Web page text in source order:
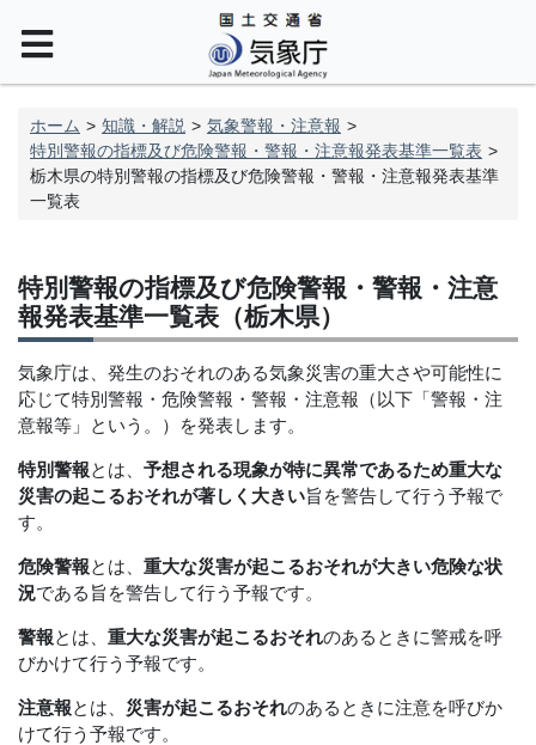
ホーム 知識・解説
気象警報・注意報
特別警報の指標及び危険警報・警報・注意報発表基準一覧表
栃木県の特別警報の指標及び危険警報・警報・注意報発表基準
一覧表
特別警報の指標及び危険警報・警報・注意
報発表基準一覧表（栃木県）
気象庁は、発生のおそれのある気象災害の重大さや可能性に
応じて特別警報・危険警報・警報・注意報（以下「警報・注
意報等」という。）を発表します。
特別警報とは、 予想される現象が特に異常であるため重大な
災害の起こるおそれが著しく大きい旨を警告して行う予報で
す。
危険警報とは、 重大な災害が起こるおそれが大きい危険な状
況である旨を警告して行う予報です。
警報とは、 重大な災害が起こるおそれのあるときに警戒を呼
びかけて行う予報です。
注意報とは、 災害が起こるおそれのあるときに注意を呼びか
けて行う予報です。